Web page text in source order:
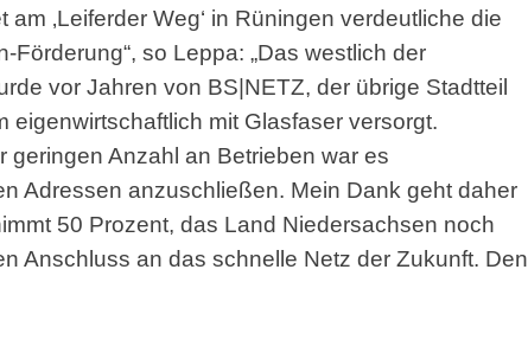
‚Leiferder Weg‘ in Rüningen verdeutliche die
so Leppa: „Das westlich der
vor Jahren von BS|NETZ, der übrige Stadtteil
mit Glasfaser versorgt.
Anzahl an Betrieben war es
Adressen anzuschließen. Mein Dank geht daher
50 Prozent, das Land Niedersachsen noch
Anschluss an das schnelle Netz der Zukunft. Den